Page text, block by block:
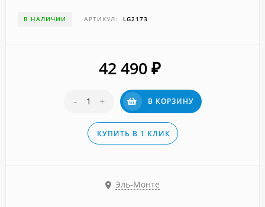
В НАЛИЧИИ АРТИКУЛ: LG2173
42 490 ₽
- + В КОРЗИНУ
КУПИТЬ В 1 КЛИК
Эль-Монте